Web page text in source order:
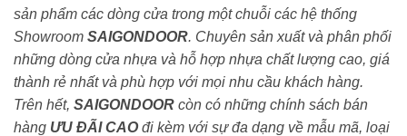
sản phẩm các dòng cửa trong một chuỗi các hệ thống
Showroom SAIGONDOOR. Chuyên sản xuất và phân phối
những dòng cửa nhựa và hỗ hợp nhựa chất lượng cao, giá
thành rẻ nhất và phù hợp với mọi nhu cầu khách hàng.
Trên hết, SAIGONDOOR còn có những chính sách bán
hàng ƯU ĐÃI CAOđi kèm với sự đa dạng về mẫu mã, loại